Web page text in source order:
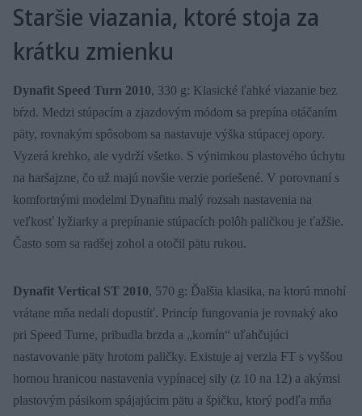
Staršie viazania, ktoré stoja za
krátku zmienku
Dynafit Speed Turn 2010, 330 g: Klasické ľahké viazanie bez
bŕzd. Medzi stúpacím a zjazdovým módom sa prepína otáčaním
päty, rovnakým spôsobom sa nastavuje výška stúpacej opory.
Vyzerá krehko, ale vydrží všetko. S výnimkou plastového úchytu
na haršajzne, čo už majú novšie verzie poriešené. V porovnaní s
komfortnými modelmi Dynafitu malý rozsah nastavenia na
veľkosť lyžiarky a prepínanie stúpacích polôh paličkou je ťažšie.
Často som sa radšej zohol a otočil pätu rukou.
Dynafit Vertical ST 2010, 570 g: Ďalšia klasika, na ktorú mnohí
vrátane mňa nedali dopustíť. Princíp fungovania je rovnaký ako
pri Speed Turne, pribudla brzda a „komín“ uľahčujúci
nastavovanie päty hrotom paličky. Existuje aj verzia FT s vyššou
hornou hranicou nastavenia vypínacej sily (z 10 na 12) a akýmsi
plastovým pásikom spájajúcim pätu a špičku, ktorý podľa mňa